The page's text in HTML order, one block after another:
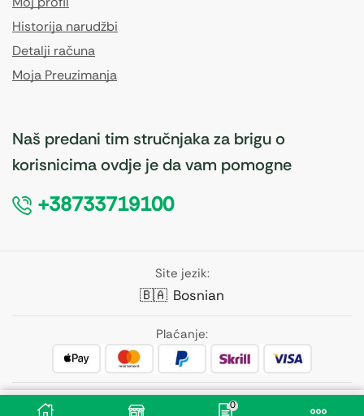
0
Historija narudžbi
Detalji računa
Moja Preuzimanja
Naš predani tim stručnjaka za brigu o
korisnicima ovdje je da vam pomogne
+38733719100
Site jezik:
🇧🇦 Bosnian
Plaćanje:
Pratite nas: